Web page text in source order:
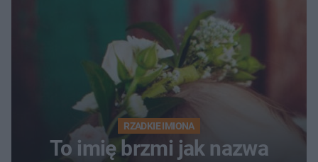
RZADKIE IMIONA
To imię brzmi jak nazwa